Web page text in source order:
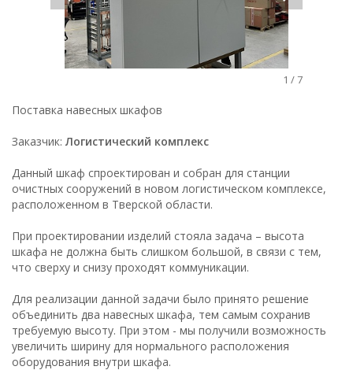
1 /7
Поставка навесных шкафов
Заказчик: Логистический комплекс
Данный шкаф спроектирован и собран для станции
очистных сооружений в новом логистическом комплексе,
расположенном в Тверской области.
При проектировании изделий стояла задача – высота
шкафа не должна быть слишком большой, в связи с тем,
что сверху и снизу проходят коммуникации.
Для реализации данной задачи было принято решение
объединить два навесных шкафа, тем самым сохранив
требуемую высоту. При этом - мы получили возможность
увеличить ширину для нормального расположения
оборудования внутри шкафа.